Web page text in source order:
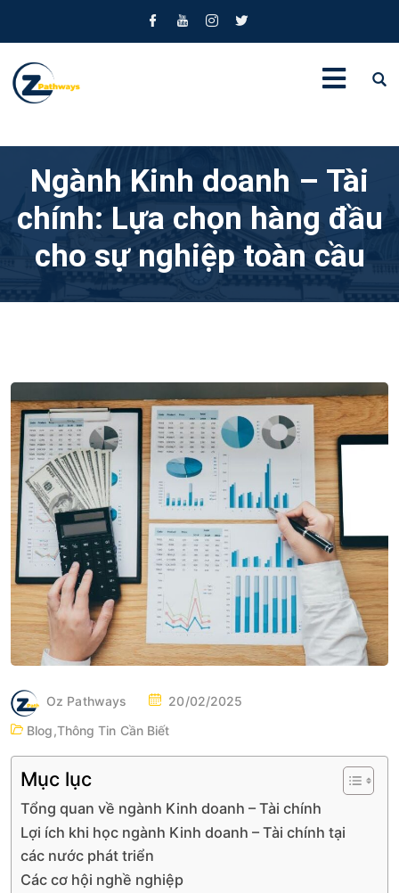
Ngành Kinh doanh – Tài
chính: Lựa chọn hàng đầu
cho sự nghiệp toàn cầu
Oz Pathways
P
O
D
O
20/02/2025
Blog,Thông Tin Cần Biết
Mục lục
Tổng quan về ngành Kinh doanh – Tài chính
Lợi ích khi học ngành Kinh doanh – Tài chính tại
các nước phát triển
Các cơ hội nghề nghiệp